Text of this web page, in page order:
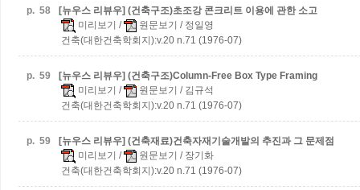
p. 58
[뉴우스 리뷰우] (건축구조)초조강 콘크리트 이용에 관한 소고
미리보기 / 원문보기 / 정일영
건축(대한건축학회지):v.20 n.71 (1976-07)
p. 59
[뉴우스 리뷰우] (건축구조)Column-Free Box Type Framing
미리보기 / 원문보기 / 김규석
건축(대한건축학회지):v.20 n.71 (1976-07)
p. 59
[뉴우스 리뷰우] (건축재료)건축자재기술개발의 추진과 그 문제점
미리보기 / 원문보기 / 장기화
건축(대한건축학회지):v.20 n.71 (1976-07)